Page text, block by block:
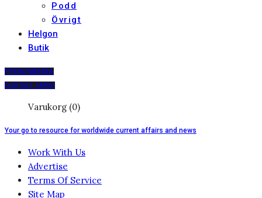
Podd
Övrigt
Helgon
Butik
PRENUMERERA
DIGITALT ARKIV
Varukorg (0)
Your go to resource for worldwide current affairs and news
Work With Us
Advertise
Terms Of Service
Site Map